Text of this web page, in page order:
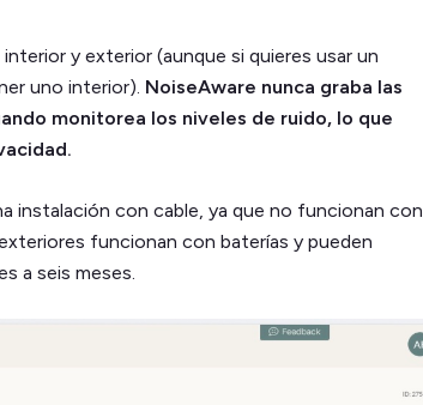
y exterior (aunque si quieres usar un
uno interior). NoiseAware nunca graba las
monitorea los niveles de ruido, lo que
instalación con cable, ya que no funcionan con
funcionan con baterías y pueden
a seis meses.